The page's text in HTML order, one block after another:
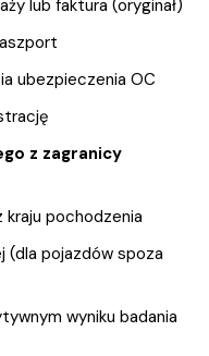
lub faktura (oryginał)
ubezpieczenia OC
z zagranicy
pochodzenia
(dla pojazdów spoza
wyniku badania